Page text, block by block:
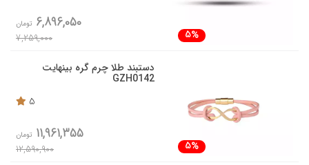
5%
6,896,050 تومان
7,259,000
دستبند طلا چرم گره بینهایت
GZH0142
5
5%
11,961,355 تومان
12,590,900